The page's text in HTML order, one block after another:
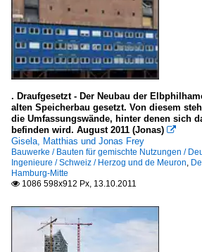
. Draufgesetzt - Der Neubau der
alten Speicherbau gesetzt. Von diesem
die Umfassungswände, hinter denen sich
befinden wird. August 2011 (Jonas) 
Gisela, Matthias und Jonas Frey
Bauwerke / Bauten für gemischte Nutzungen /
Ingenieure / Schweiz / Herzog und de Meuron,
Hamburg-Mitte
 1086 598x912 Px, 13.10.2011